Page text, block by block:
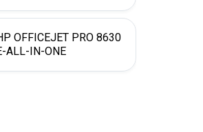
OFFICEJET PRO 8630
ALL-IN-ONE